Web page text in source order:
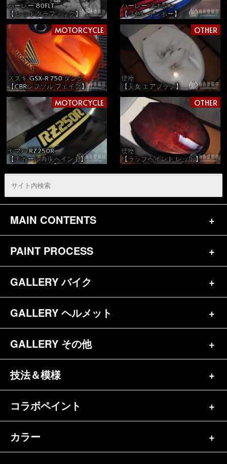
ハーレー 80FLT
【 レッドグラフィック】
ハーレー スポタン
【３色レインボー】
MOTORCYCLE
スズキ GSX-R 750 タンク
【CBRレプソル フェイク】
OTHER
便座
【美女 エアブラシ】
MOTORCYCLE
ヤマハ RZ250R
【デカール再現ペイント】
OTHER
便座
【ラップペイント レッド】
MAIN CONTENTS
トップページ
お問合せ
参考価格
キャンディペイントとは？
メディア掲載（18）
ペイントワンポイント（9）
ペイント済商品（11）
PAINT PROCESS
バイク（180）
ヘルメット（84）
GALLERY バイク
バイク一覧（184）
ハーレー（141）
ホンダ（20）
ヤマハ（24）
スズキ（8）
GALLERY ヘルメット
ヘルメット一覧（139）
半ヘル（39）
フルフェイス（23）
アライ（10）
GALLERY その他
その他一覧（92）
自転車&三輪車（11）
車パーツ（9）
技法＆模様
シンプル（38）
グラフィック（88）
コラボペイント
エアブラシ（23）
カラー